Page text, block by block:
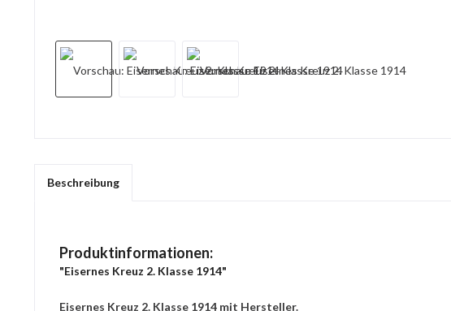
Beschreibung
Produktinformationen:
"Eisernes Kreuz 2. Klasse 1914"
Eisernes Kreuz 2. Klasse 1914 mit Hersteller.